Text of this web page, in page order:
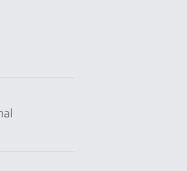
Millenium estão
desporto.
permite-te
livre e relaxar